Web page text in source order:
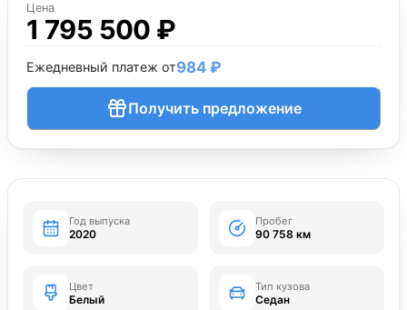
Цена
1 795 500 ₽
Ежедневный платеж от984 ₽
Получить предложение
Год выпуска
2020
Пробег
90 758 км
Цвет
Белый
Тип кузова
Седан